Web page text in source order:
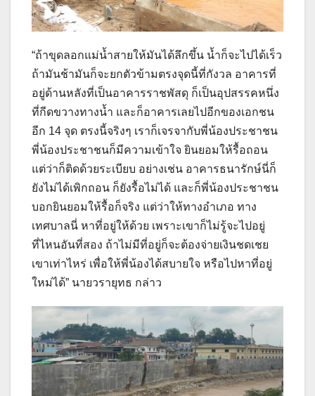
“ถ้าขุดลอกแม่น้ำสายให้มันได้ลึกขึ้น น้ำก็จะไปได้เร็ว
ถ้ามันช้ามันก็จะยกตัวข้ามตรงจุดนี้ที่กังวล อาคารที่
อยู่ด้านหลังที่เป็นอาคารราชพัสดุ ก็เป็นอุปสรรคหนึ่ง
ที่กีดขวางทางน้ำ และก็อาคารเลยไปอีกของเอกชน
อีก 14 จุด ตรงนี้จริงๆ เราก็เจรจากับพี่น้องประชาชน
พี่น้องประชาชนก็มีความเข้าใจ ยินยอมให้รื้อถอน
แต่ว่าก็ติดด้วยระเบียบ อย่างเช่น อาคารธนารักษ์นี่ก็
ยังไม่ได้เพิกถอน ก็ยังรื้อไม่ได้ และก็พี่น้องประชาชน
บอกยินยอมให้รื้อก็จริง แต่ว่าให้ทางอำเภอ ทาง
เทศบาลนี่ หาที่อยู่ให้ด้วย เพราะเขาก็ไม่รู้จะไปอยู่
ที่ไหนอันที่สอง ถ้าไม่มีที่อยู่ก็จะต้องจ่ายเงินชดเชย
เขาเท่าไหร่ เพื่อให้พี่น้องได้สบายใจ หรือไปหาที่อยู่
ใหม่ได้” นายวรายุทธ กล่าว